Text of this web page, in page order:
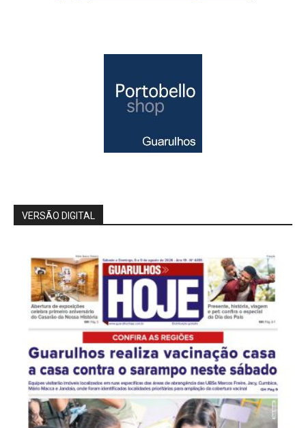
VERSÃO DIGITAL